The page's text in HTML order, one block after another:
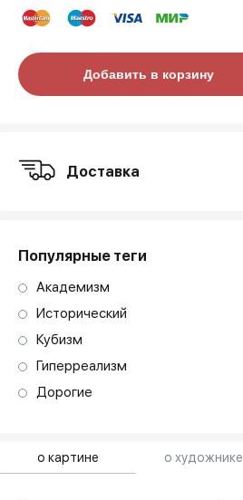
о картине о художнике
Цена за багетДобавить в корзину
Доставка
Популярные теги
Академизм
Исторический
Кубизм
Гиперреализм
Дорогие